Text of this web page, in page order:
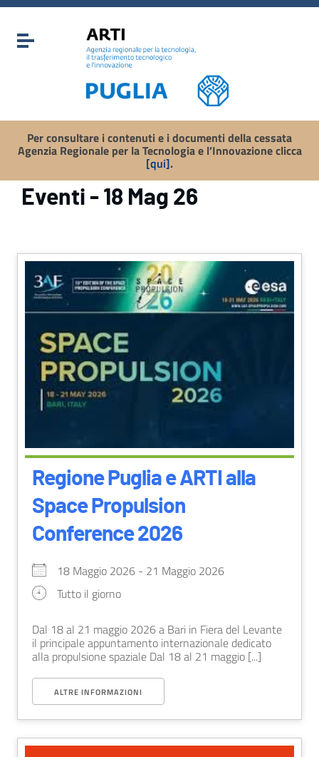
Vai ai contenuti
Vai al menu di navigazione
Vai al footer
Attiva / disattiva la navigazione
Per consultare i contenuti e i documenti della cessata
Agenzia Regionale per la Tecnologia e l’Innovazione clicca
[qui].
Eventi - 18 Mag 26
Regione Puglia e ARTI alla
Space Propulsion
Conference 2026
18 Maggio 2026 - 21 Maggio 2026
Tutto il giorno
Dal 18 al 21 maggio 2026 a Bari in Fiera del Levante
il principale appuntamento internazionale dedicato
alla propulsione spaziale Dal 18 al 21 maggio [...]
ALTRE INFORMAZIONI